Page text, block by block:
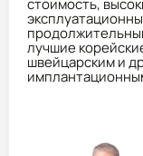
лучшие
швейцарским и